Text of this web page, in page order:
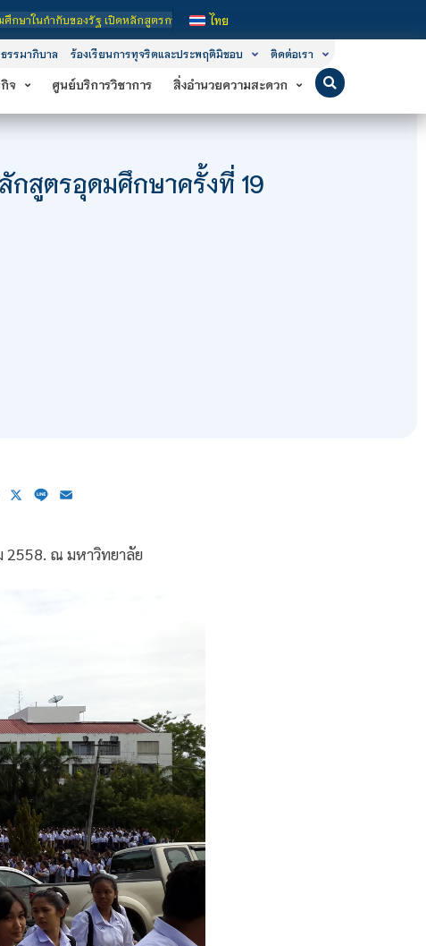
รสอน 3 ระดับ คือ ระดับประกาศนียบัตรวิชาชีพ (ปวช.), ระดับประกาศนียบัตรวิชาชีพชั้นสู
ไทย
ธรรมาภิบาล ร้องเรียนการทุจริตและประพฤติมิชอบ ติดต่อเรา
จ ศูนย์บริการวิชาการ สิ่งอำนวยความสะดวก
สูตรอุดมศึกษาครั้งที่ 19
Facebook
X Line
2558. ณ มหาวิทยาลัย